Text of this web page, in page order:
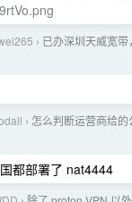
› 已办深圳天威宽
› 怎么判断运营商给的
都部署了 nat4444